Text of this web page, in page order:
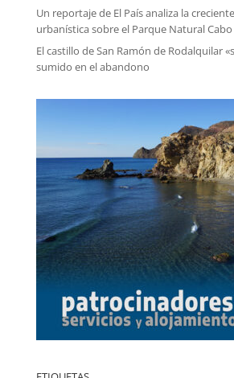
Un reportaje de El País analiza la
urbanística sobre el Parque Natural
El castillo de San Ramón de Rodalquilar
sumido en el abandono